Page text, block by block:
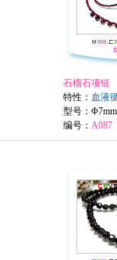
石榴石项链
特性： 血液
型号 ： Φ7mm
编号： A087